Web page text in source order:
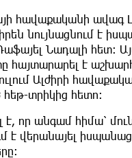
հավաքականի ավագ
նույնացնում է
Նադալի հետ:
հայտարարել է
Ալժիրի
տրիկից հետո:
է, որ անգամ հիմա՝
է վերանայել